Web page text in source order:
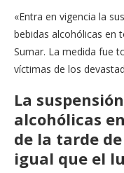
«Entra en vigencia la
bebidas alcohólicas en
Sumar. La medida fue
víctimas de los
La
alcohólicas
de la tarde
igual que el